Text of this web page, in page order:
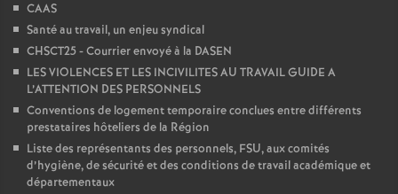
CAAS
Santé au travail, un enjeu syndical
CHSCT25 - Courrier envoyé à la DASEN
LES VIOLENCES ET LES INCIVILITES AU TRAVAIL GUIDE A
L’ATTENTION DES PERSONNELS
Conventions de logement temporaire conclues entre différents
prestataires hôteliers de la Région
Liste des représentants des personnels, FSU, aux comités
d’hygiène, de sécurité et des conditions de travail académique et
départementaux